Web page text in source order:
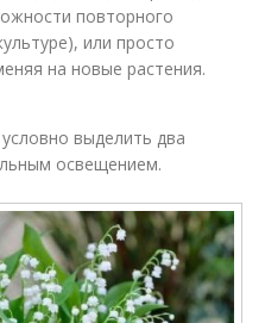
повторного
или просто
на новые растения.
выделить два
освещением.